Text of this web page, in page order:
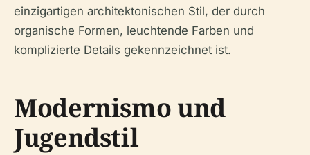
einzigartigen architektonischen Stil, der durch
organische Formen, leuchtende Farben und
komplizierte Details gekennzeichnet ist.
Modernismo und
Jugendstil